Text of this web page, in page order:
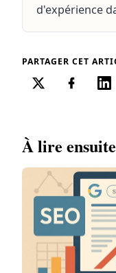
d'expérience
PARTAGER CET
À lire ensuite